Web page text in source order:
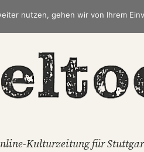
Kulturzeitung für
nutzen, gehen wir von Ihrem